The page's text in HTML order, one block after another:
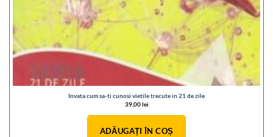
Invata cum sa-ti cunosi vietile trecute in 21 de zile
39,00lei
ADĂUGAȚI ÎN COȘ